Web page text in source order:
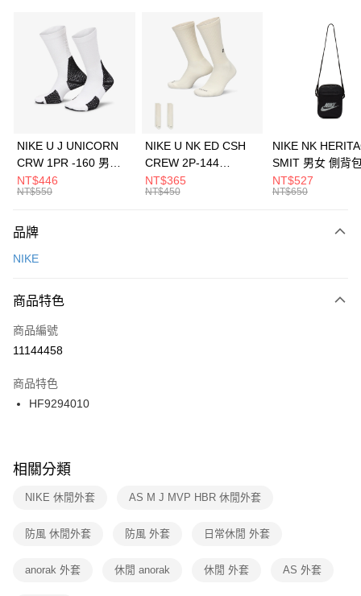
3 期 0 利率 每期 21家銀行
合作金庫商業銀行
第一商業銀行
華南商業銀行
彰化商業銀行
上海商業儲蓄銀行
元大商業銀行
台灣樂天信用卡公司
Apple Pay
全盈+PAY
AFTEE先享後付
【關於「AFTEE先享後付」】
便利好安心！
３．安心：先確認商品／服務後，再付款。
【「AFTEE先享後付」結帳流程】
１．於結帳方式選擇「AFTEE先享後付」後，將跳轉至「AFTEE先享後付」
２．訂單成立數日內，您將收到繳費通知簡訊。
３．收到繳費通知簡訊後14天內，點擊此簡訊中的連結，可透過四大超商／
ATM／網路銀行／等多元方式進行付款，方視為交易完成。
※ 交易是否成功請以「AFTEE先享後付 」之結帳頁面顯示為準，若有關於
是否繳費成功／繳費後需取消欲退款等相關疑問，請聯繫「AFTEE先享後付
客戶支援中心」https://netprotections.freshdesk.com/support/home
１．透過由恩沛科技股份有限公司提供之「AFTEE先享後付」服務完成之交
權轉讓予恩沛科技股份有限公司。
運送方式
每筆NT$100，滿NT$1,500(含以上)免運費
宅配
每筆NT$100，滿NT$1,500(含以上)免運費
付款後門市自取
每筆NT$100，滿NT$1,500(含以上)免運費
NIKE U J UNICORN
CRW 1PR -160 男女
中統襪 FZ3393100
NT$446
NT$550
NIKE U NK ED CSH
CREW 2P-144
EMBRDY 男女 短統襪
FZ3073133
NT$365
NT$450
NIKE NK
SMIT 男女 側背
BA5871010
NT$527
NT$650
品牌
NIKE
商品特色
商品編號
11144458
商品特色
HF9294010
相關分類
NIKE 休閒外套 AS M J MVP HBR 休閒外套
防風 休閒外套 防風 外套 日常休閒 外套
anorak 外套 休閒 anorak 休閒 外套 AS 外套